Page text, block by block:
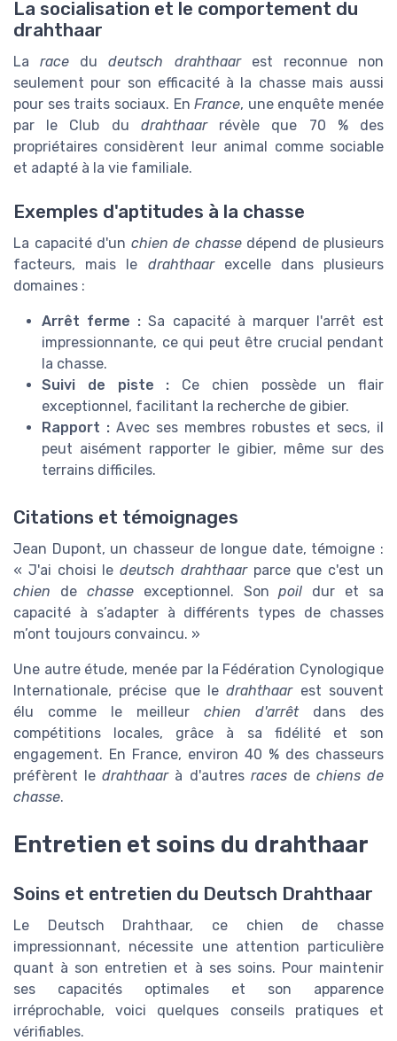
La socialisation et le comportement du
drahthaar
Larace dudeutsch drahthaarest reconnue non
seulement pour son efficacité à la chasse mais aussi
pour ses traits sociaux. EnFrance, une enquête menée
par le Club du drahthaarrévèle que 70 % des
propriétaires considèrent leur animal comme sociable
et adapté à la vie familiale.
Exemples d'aptitudes à la chasse
La capacité d'un chien de chassedépend de plusieurs
facteurs, mais le drahthaarexcelle dans plusieurs
domaines :
Arrêt ferme : Sa capacité à marquer l'arrêt est
impressionnante, ce qui peut être crucial pendant
la chasse.
Suivi de piste : Ce chien possède un flair
exceptionnel, facilitant la recherche de gibier.
Rapport : Avec ses membres robustes et secs, il
peut aisément rapporter le gibier, même sur des
terrains difficiles.
Citations et témoignages
Jean Dupont, un chasseur de longue date, témoigne :
« J'ai choisi ledeutsch drahthaarparce que c'est un
chien de chasseexceptionnel. Sonpoil dur et sa
capacité à s’adapter à différents types de chasses
m’ont toujours convaincu. »
Une autre étude, menée par la Fédération Cynologique
Internationale, précise que ledrahthaarest souvent
élu comme le meilleur chien d'arrêtdans des
compétitions locales, grâce à sa fidélité et son
engagement. En France, environ 40 % des chasseurs
préfèrent ledrahthaarà d'autres racesde chiens de
chasse.
Entretien et soins du drahthaar
Soins et entretien du Deutsch Drahthaar
Le Deutsch Drahthaar, ce chien de chasse
impressionnant, nécessite une attention particulière
quant à son entretien et à ses soins. Pour maintenir
ses capacités optimales et son apparence
irréprochable, voici quelques conseils pratiques et
vérifiables.